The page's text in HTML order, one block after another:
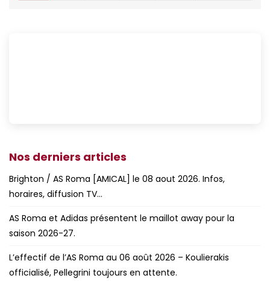
Nos derniers articles
Brighton / AS Roma [AMICAL] le 08 aout 2026. Infos,
horaires, diffusion TV…
AS Roma et Adidas présentent le maillot away pour la
saison 2026-27.
L’effectif de l’AS Roma au 06 août 2026 – Koulierakis
officialisé, Pellegrini toujours en attente.